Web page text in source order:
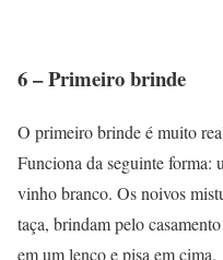
6 – Primeiro brinde
O primeiro brinde é muito
Funciona da seguinte forma:
vinho branco. Os noivos
taça, brindam pelo
em um lenço e pisa em cima.